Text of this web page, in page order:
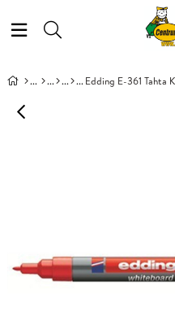
Edding E-361 Tahta